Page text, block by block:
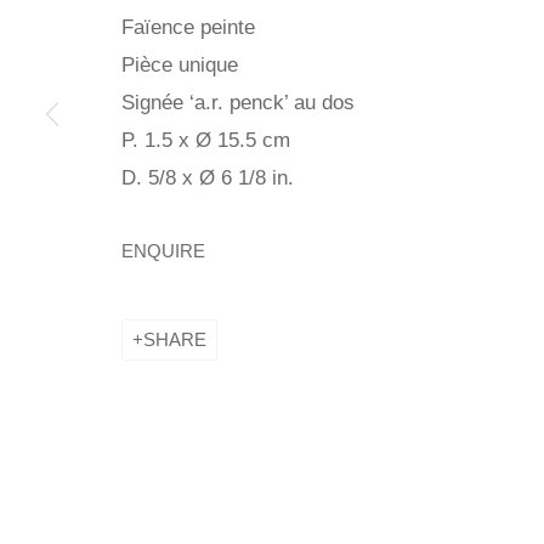
PENCK /
KETABI BOURDET - 22, PASSAGE DAUPHINE 75006
Faïence peinte
Pièce unique
Signée ‘a.r. penck’ au dos
P. 1.5 x Ø 15.5 cm
D. 5/8 x Ø 6 1/8 in.
ENQUIRE
SHARE